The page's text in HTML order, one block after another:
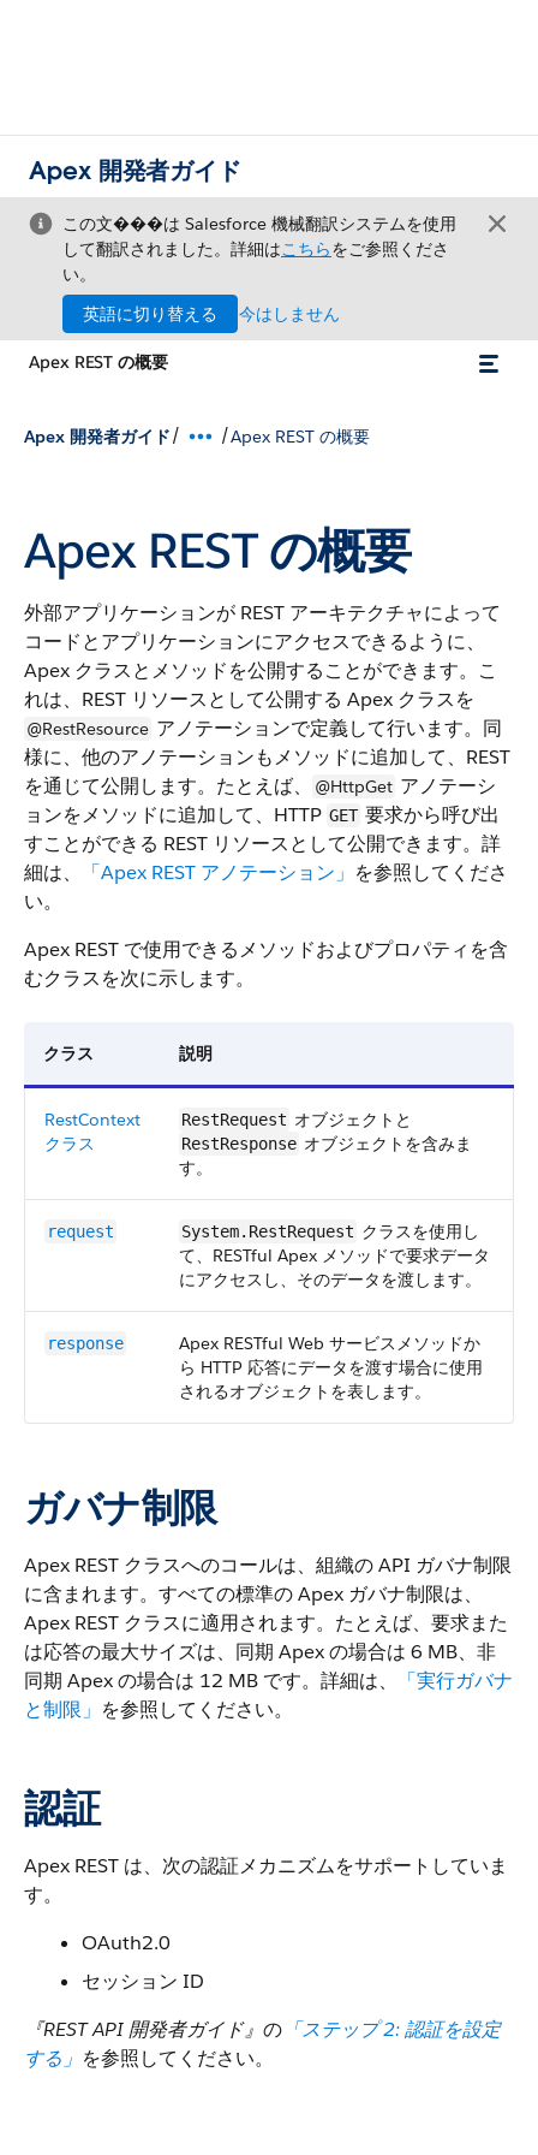
Apex 開発者ガイド
この文���は Salesforce 機械翻訳システムを使用
して翻訳されました。詳細はこちらをご参照くださ
い。
英語に切り替える
今はしません
Apex REST の概要
Apex 開発者ガイド/ /Apex REST の概要
Apex REST の概要
外部アプリケーションが REST アーキテクチャによって
コードとアプリケーションにアクセスできるように、
Apex クラスとメソッドを公開することができます。こ
れは、REST リソースとして公開する Apex クラスを
@RestResource アノテーションで定義して行います。同
様に、他のアノテーションもメソッドに追加して、REST
を通じて公開します。たとえば、
@HttpGet アノテーシ
ョンをメソッドに追加して、HTTP GET 要求から呼び出
すことができる REST リソースとして公開できます。詳
細は、
「Apex REST アノテーション」 を参照してくださ
い。
Apex REST で使用できるメソッドおよびプロパティを含
むクラスを次に示します。
クラス 説明
RestContext
クラス
RestRequest オブジェクトと
RestResponse オブジェクトを含みま
す。
request System.RestRequest クラスを使用し
て、RESTful Apex メソッドで要求データ
にアクセスし、そのデータを渡します。
response
Apex RESTful Web サービスメソッドか
ら HTTP 応答にデータを渡す場合に使用
されるオブジェクトを表します。
ガバナ制限
Apex REST クラスへのコールは、組織の API ガバナ制限
に含まれます。すべての標準の Apex ガバナ制限は、
Apex REST クラスに適用されます。たとえば、要求また
は応答の最大サイズは、同期 Apex の場合は 6 MB、非
同期 Apex の場合は 12 MB です。詳細は、
「実行ガバナ
と制限」 を参照してください。
認証
Apex REST は、次の認証メカニズムをサポートしていま
す。
OAuth2.0
セッション ID
『REST API 開発者ガイド』 の 「ステップ 2: 認証を設定
する」 を参照してください。